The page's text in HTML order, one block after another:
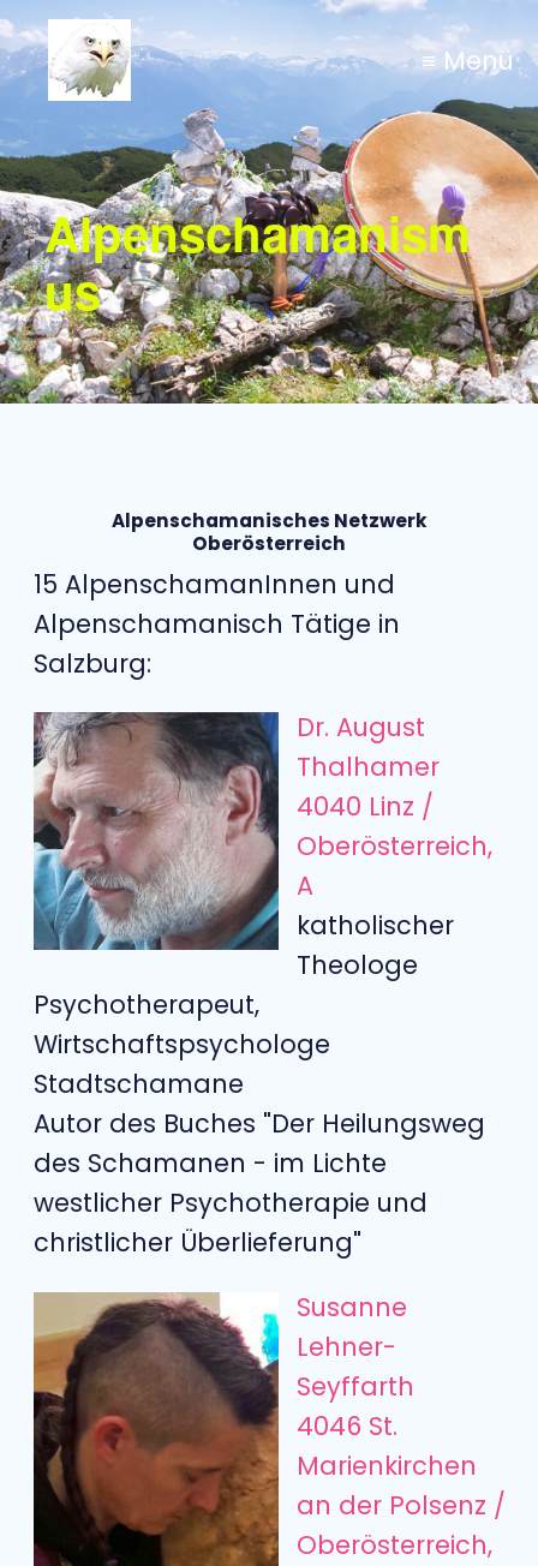
≡ Menü
Alpenschamanism
us
Alpenschamanisches Netzwerk
Oberösterreich
15 AlpenschamanInnen und
Alpenschamanisch Tätige in
Salzburg:
Dr. August
Thalhamer
4040 Linz /
Oberösterreich,
A
katholischer
Theologe
Psychotherapeut,
Wirtschaftspsychologe
Stadtschamane
Autor des Buches "Der Heilungsweg
des Schamanen - im Lichte
westlicher Psychotherapie und
christlicher Überlieferung"
Susanne
Lehner-
Seyffarth
4046 St.
Marienkirchen
an der Polsenz /
Oberösterreich,